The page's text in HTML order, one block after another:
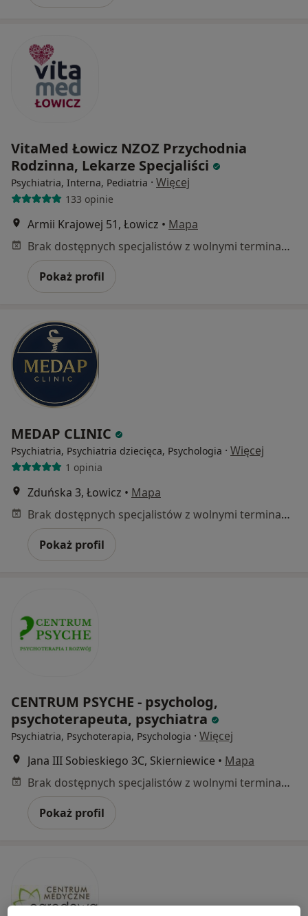
VitaMed Łowicz NZOZ Przychodnia
Rodzinna, Lekarze Specjaliści
Psychiatria, Interna, Pediatria · Więcej
133 opinie
Armii Krajowej 51, Łowicz • Mapa
Brak dostępnych specjalistów z wolnymi terminami w tym centrum medycznym.
Pokaż profil
MEDAP CLINIC
Psychiatria, Psychiatria dziecięca, Psychologia · Więcej
1 opinia
Zduńska 3, Łowicz • Mapa
Brak dostępnych specjalistów z wolnymi terminami w tym centrum medycznym.
Pokaż profil
CENTRUM PSYCHE - psycholog,
psychoterapeuta, psychiatra
Psychiatria, Psychoterapia, Psychologia · Więcej
Jana III Sobieskiego 3C, Skierniewice • Mapa
Brak dostępnych specjalistów z wolnymi terminami w tym centrum medycznym.
Pokaż profil